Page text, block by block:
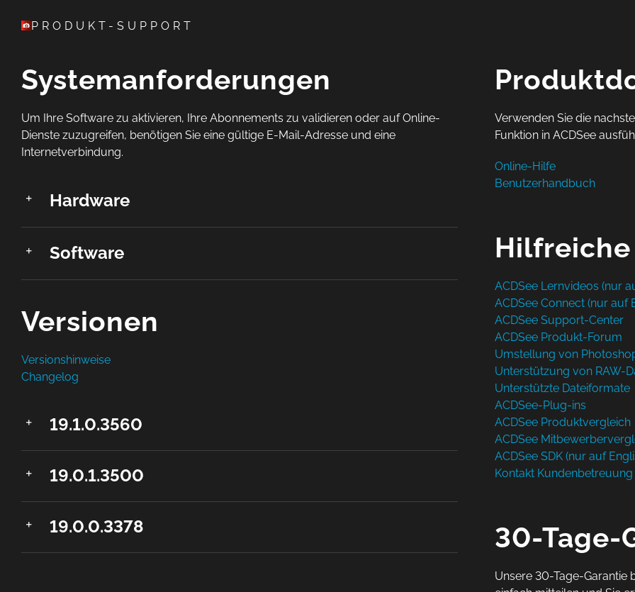
PRODUKT-SUPPORT
Systemanforderungen
Um Ihre Software zu aktivieren, Ihre Abonnements zu validieren oder auf Online-
Dienste zuzugreifen, benötigen Sie eine gültige E-Mail-Adresse und eine
Internetverbindung.
Hardware
Software
Versionen
Versionshinweise
Changelog
19.1.0.3560
19.0.1.3500
19.0.0.3378
Verwenden Sie die
Funktion in ACDSee
Online-Hilfe
Benutzerhandbuch
ACDSee Lernvideos (nur
ACDSee Connect (nur auf
ACDSee Support-Center
ACDSee Produkt-Forum
Umstellung von
Unterstützung von RAW-
Unterstützte Dateiformate
ACDSee-Plug-ins
ACDSee Produktvergleich
ACDSee
ACDSee SDK (nur auf
Kontakt Kundenbetreuung
30-Tage-
Unsere 30-Tage-Garantie